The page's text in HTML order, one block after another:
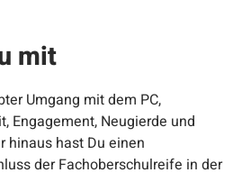
mit
Umgang mit dem PC,
Engagement, Neugierde und
hinaus hast Du einen
der Fachoberschulreife in der